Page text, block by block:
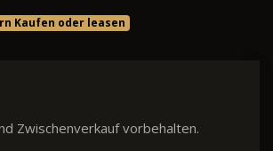
Kaufen oder leasen
Zwischenverkauf vorbehalten.